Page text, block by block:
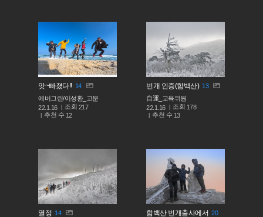
앗~빠졌다!! 14
에버그린/이성환_고문
22.1.16
조회 217
추천 수 12
번개 인증(함백산) 13
自運_교육위원
22.1.16
조회 178
추천 수 13
열정 14 함백산 번개출사에서 20